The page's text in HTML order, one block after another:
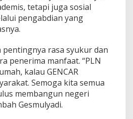
tetapi juga sosial
pengabdian yang
pentingnya rasa syukur dan
penerima manfaat. “PLN
kalau GENCAR
Semoga kita semua
membangun negeri
Gesmulyadi.